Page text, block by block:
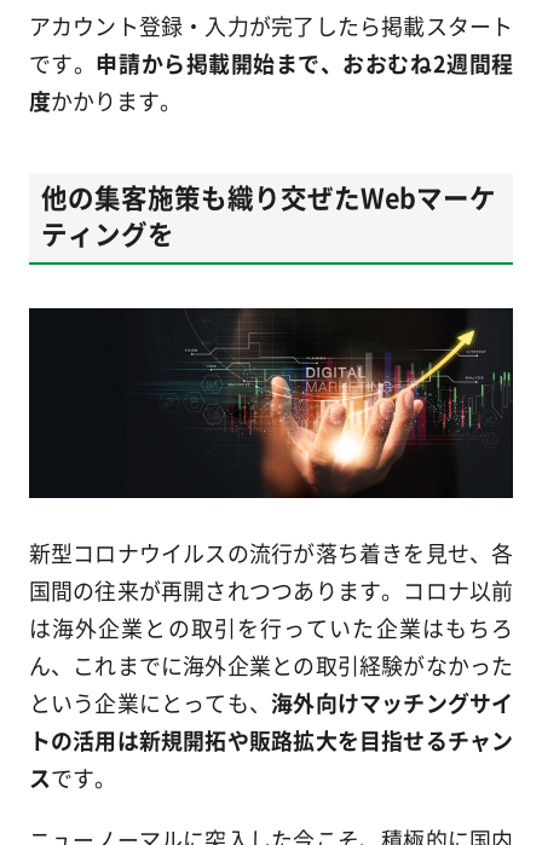
アカウント登録・入力が完了したら掲載スタート
です。 申請から掲載開始まで、おおむね2週間程
度かかります。
他の集客施策も織り交ぜたWebマーケ
ティングを
新型コロナウイルスの流行が落ち着きを見せ、各
国間の往来が再開されつつあります。コロナ以前
は海外企業との取引を行っていた企業はもちろ
ん、これまでに海外企業との取引経験がなかった
という企業にとっても、海外向けマッチングサイ
トの活用は新規開拓や販路拡大を目指せるチャン
スです。
ニューノーマルに突入した今こそ、積極的に国内